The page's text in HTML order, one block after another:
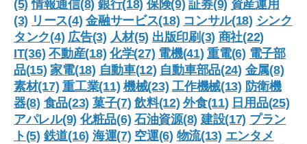
(5) 情報通信(8) 銀行(18) 保険(9) 証券(9) 資産運用
(3) リース(4) 金融サービス(18) コンサル(18) シンク
タンク(4) 広告(3) 人材(5) 出版印刷(3) 商社(22)
IT(36) 不動産(18) 化学(27) 電機(41) 重電(6) 電子部
品(15) 家電(18) 自動車(12) 自動車部品(24) 金属(8)
素材(17) 重工業(11) 機械(23) 工作機械(13) 防衛機
器(8) 食品(23) 菓子(7) 飲料(12) 外食(11) 日用品(25)
アパレル(9) 化粧品(6) 石油資源(8) 建設(17) プラン
ト(5) 鉄道(16) 海運(7) 空運(6) 物流(13) エンタメ